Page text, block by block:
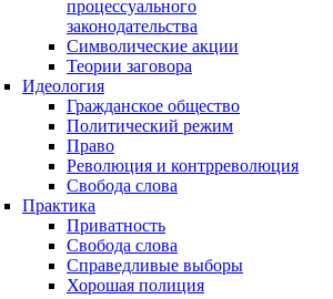
процессуального
законодательства
Символические акции
Теории заговора
Идеология
Гражданское общество
Политический режим
Право
Революция и контрреволюция
Свобода слова
Практика
Приватность
Свобода слова
Справедливые выборы
Хорошая полиция